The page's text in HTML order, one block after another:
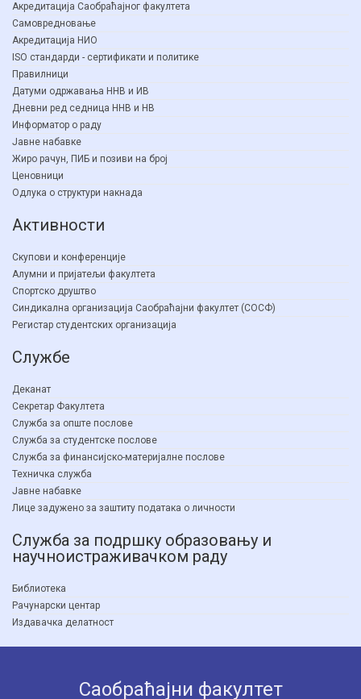
Акредитација Саобраћајног факултета
Самовредновање
Акредитација НИО
ISO стандарди - сертификати и политике
Правилници
Датуми одржавања ННВ и ИВ
Дневни ред седница ННВ и НВ
Информатор о раду
Јавне набавке
Жиро рачун, ПИБ и позиви на број
Ценовници
Одлука о структури накнада
Активности
Скупови и конференције
Алумни и пријатељи факултета
Спортско друштво
Синдикална организација Саобраћајни факултет (СОСФ)
Регистар студентских организација
Службе
Деканат
Секретар Факултета
Служба за опште послове
Служба за студентске послове
Служба за финансијско-материјалне послове
Техничка служба
Јавне набавке
Лице задужено за заштиту података о личности
Служба за подршку образовању и
научноистраживачком раду
Библиотека
Рачунарски центар
Издавачка делатност
Саобраћајни факултет